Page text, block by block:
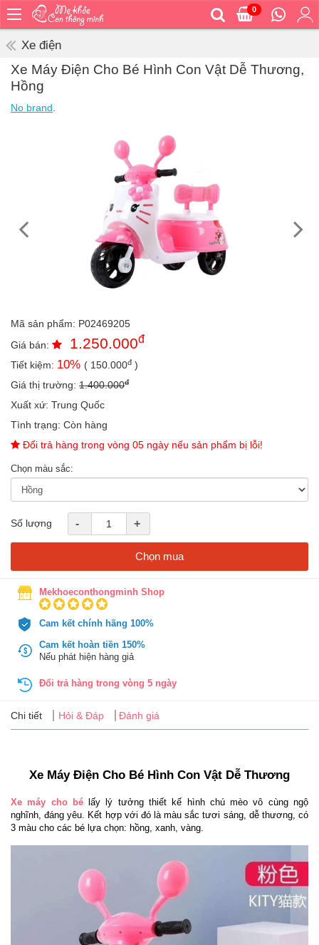
0
Bé
ăn
vệ
ngoài
an
toàn
Bé
tắm
Bé
mà
học
Dành
cho
mẹ
Dành
bố
Đồ
trong
Tin
tức
FAQ
Xe điện
Xe Máy Điện Cho Bé Hình Con Vật Dễ Thương,
Hồng
No brand
Mã sản phẩm: P02469205
Giá bán:
1.250.000đ
Tiết kiệm: 10% ( 150.000đ )
Giá thị trường: 1.400.000đ
Xuất xứ: Trung Quốc
Tình trạng: Còn hàng
Đổi trả hàng trong vòng 05 ngày nếu sản phẩm bị lỗi!
Chọn màu sắc:
Số lượng - +
Chọn mua
Mekhoeconthongminh Shop
Cam kết chính hãng 100%
Cam kết hoàn tiền 150%
Nếu phát hiện hàng giả
Đổi trả hàng trong vòng 5 ngày
Chi tiết Hỏi & Đáp Đánh giá
Xe Máy Điện Cho Bé Hình Con Vật Dễ Thương
Xe máy cho bé lấy lý tưởng thiết kế hình chú mèo vô cùng ngộ
nghĩnh, đáng yêu. Kết hợp với đó là màu sắc tươi sáng, dễ thương, có
3 màu cho các bé lựa chọn: hồng, xanh, vàng.